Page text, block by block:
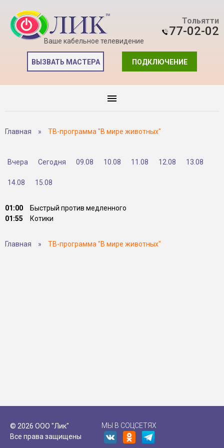
Ваше кабельное телевидение
Тольятти
77-02-02
ПОДКЛЮЧЕНИЕ
ВЫЗВАТЬ МАСТЕРА
Главная » ТВ-программа "В мире животных"
Вчера Сегодня 09.08 10.08 11.08 12.08 13.08
14.08 15.08
01:00
Быстрый против медленного
01:55
Котики
Главная » ТВ-программа "В мире животных"
© 2026 ООО "Лик"
Все права защищены
МЫ В СОЦСЕТЯХ